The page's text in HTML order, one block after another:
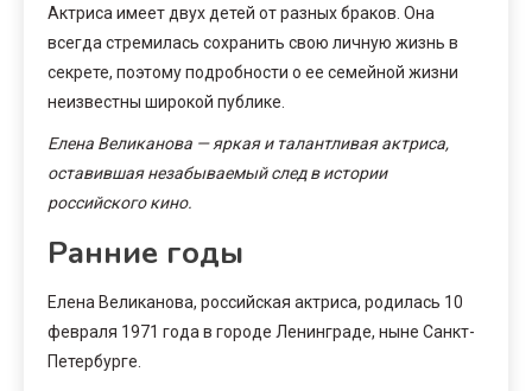
Актриса имеет двух детей от разных браков. Она
всегда стремилась сохранить свою личную жизнь в
секрете, поэтому подробности о ее семейной жизни
неизвестны широкой публике.
Елена Великанова — яркая и талантливая актриса,
оставившая незабываемый след в истории
российского кино.
Ранние годы
Елена Великанова, российская актриса, родилась 10
февраля 1971 года в городе Ленинграде, ныне Санкт-
Петербурге.